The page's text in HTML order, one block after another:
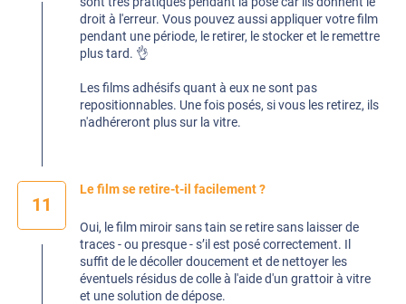
droit à l'erreur. Vous pouvez aussi appliquer votre film
pendant une période, le retirer, le stocker et le remettre
plus tard. 👌
Les films adhésifs quant à eux ne sont pas
repositionnables. Une fois posés, si vous les retirez, ils
n'adhéreront plus sur la vitre.
11
Le film se retire-t-il facilement ?
Oui, le film miroir sans tain se retire sans laisser de
traces - ou presque - s’il est posé correctement. Il
suffit de le décoller doucement et de nettoyer les
éventuels résidus de colle à l'aide d'un grattoir à vitre
et une solution de dépose.